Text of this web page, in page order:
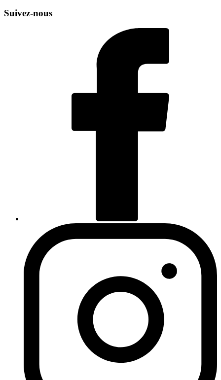
Suivez-nous